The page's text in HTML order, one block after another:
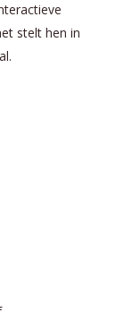
stelt hen in